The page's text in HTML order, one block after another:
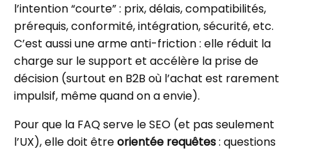
l’intention “courte” : prix, délais, compatibilités,
prérequis, conformité, intégration, sécurité, etc.
C’est aussi une arme anti-friction : elle réduit la
charge sur le support et accélère la prise de
décision (surtout en B2B où l’achat est rarement
impulsif, même quand on a envie).
Pour que la FAQ serve le SEO (et pas seulement
l’UX), elle doit êtreorientée requêtes: questions